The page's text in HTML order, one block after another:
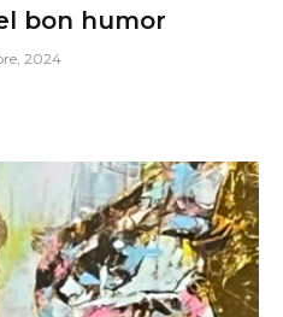
bon humor
2024